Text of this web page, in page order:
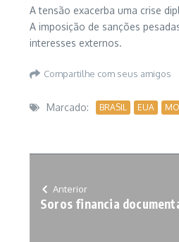
A tensão exacerba uma crise
A imposição de sanções
interesses externos.
Compartilhe com seus amigos
Marcado: BRASIL EUA
Anterior
Soros financia